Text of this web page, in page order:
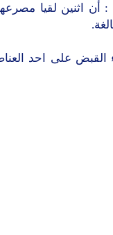
: أن اثنين لقيا
على احد